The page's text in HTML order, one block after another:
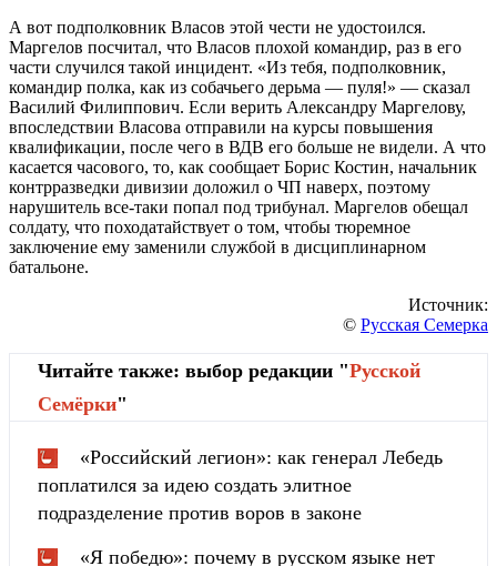
А вот подполковник Власов этой чести не удостоился.
Маргелов посчитал, что Власов плохой командир, раз в его
части случился такой инцидент. «Из тебя, подполковник,
командир полка, как из собачьего дерьма — пуля!» — сказал
Василий Филиппович. Если верить Александру Маргелову,
впоследствии Власова отправили на курсы повышения
квалификации, после чего в ВДВ его больше не видели. А что
касается часового, то, как сообщает Борис Костин, начальник
контрразведки дивизии доложил о ЧП наверх, поэтому
нарушитель все-таки попал под трибунал. Маргелов обещал
солдату, что походатайствует о том, чтобы тюремное
заключение ему заменили службой в дисциплинарном
батальоне.
Источник:
© Русская Семерка
Читайте также: выбор редакции "Русской
Cемёрки"
«Российский легион»: как генерал Лебедь
поплатился за идею создать элитное
подразделение против воров в законе
«Я победю»: почему в русском языке нет